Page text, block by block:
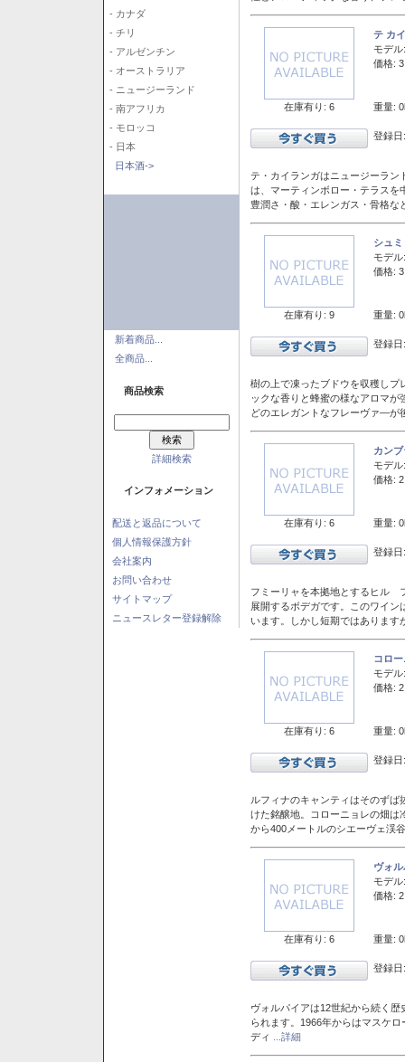
- カナダ
- チリ
- アルゼンチン
- オーストラリア
- ニュージーランド
- 南アフリカ
- モロッコ
- 日本
日本酒->
新着商品...
全商品...
商品検索
詳細検索
インフォメーション
配送と返品について
個人情報保護方針
会社案内
お問い合わせ
サイトマップ
ニュースレター登録解除
在庫有り: 6
テ カ
モデル:
価格:
重量:
登録
テ・カイランガはニュージーラン
は、マーティンボロー・テラスを
豊潤さ・酸・エレンガス・骨格
在庫有り: 9
シュ
モデル:
価格:
重量:
登録
樹の上で凍ったブドウを収穫しプ
ックな香りと蜂蜜の様なアロマ
どのエレガントなフレーヴァ―が
在庫有り: 6
カン
モデル:
価格:
重量:
登録
フミーリャを本拠地とするヒル
展開するボデガです。このワイ
います。しかし短期ではありま
在庫有り: 6
コロ
モデル:
価格:
重量:
登録
ルフィナのキャンティはそのず
けた銘醸地。コローニョレの畑は
から400メートルのシエーヴェ渓
在庫有り: 6
ヴォ
モデル:
価格:
重量:
登録
ヴォルパイアは12世紀から続く
られます。1966年からはマスケ
ディ
...詳細